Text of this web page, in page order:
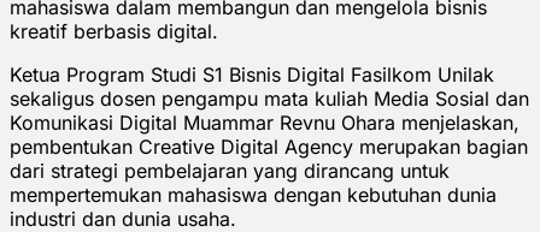
mahasiswa dalam membangun dan mengelola bisnis
kreatif berbasis digital.
Ketua Program Studi S1 Bisnis Digital Fasilkom Unilak
sekaligus dosen pengampu mata kuliah Media Sosial dan
Komunikasi Digital Muammar Revnu Ohara menjelaskan,
pembentukan Creative Digital Agency merupakan bagian
dari strategi pembelajaran yang dirancang untuk
mempertemukan mahasiswa dengan kebutuhan dunia
industri dan dunia usaha.